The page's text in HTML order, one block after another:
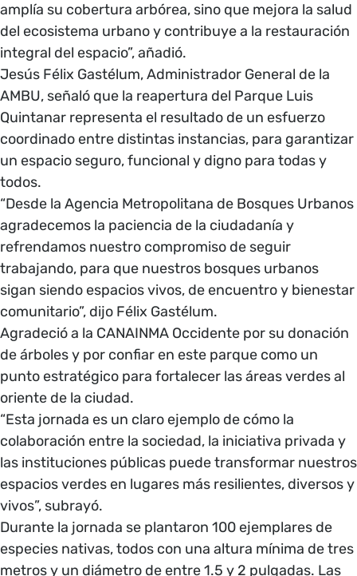
amplía su cobertura arbórea, sino que mejora la salud
del ecosistema urbano y contribuye a la restauración
integral del espacio”, añadió.
Jesús Félix Gastélum, Administrador General de la
AMBU, señaló que la reapertura del Parque Luis
Quintanar representa el resultado de un esfuerzo
coordinado entre distintas instancias, para garantizar
un espacio seguro, funcional y digno para todas y
todos.
“Desde la Agencia Metropolitana de Bosques Urbanos
agradecemos la paciencia de la ciudadanía y
refrendamos nuestro compromiso de seguir
trabajando, para que nuestros bosques urbanos
sigan siendo espacios vivos, de encuentro y bienestar
comunitario”, dijo Félix Gastélum.
Agradeció a la CANAINMA Occidente por su donación
de árboles y por confiar en este parque como un
punto estratégico para fortalecer las áreas verdes al
oriente de la ciudad.
“Esta jornada es un claro ejemplo de cómo la
colaboración entre la sociedad, la iniciativa privada y
las instituciones públicas puede transformar nuestros
espacios verdes en lugares más resilientes, diversos y
vivos”, subrayó.
Durante la jornada se plantaron 100 ejemplares de
especies nativas, todos con una altura mínima de tres
metros y un diámetro de entre 1.5 y 2 pulgadas. Las